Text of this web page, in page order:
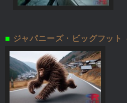
■ ジャパニーズ・ビッグフット